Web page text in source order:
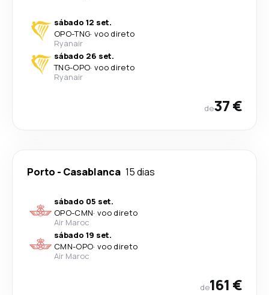
sábado 12 set.
OPO-TNG· voo direto
Ryanair
sábado 26 set.
TNG-OPO· voo direto
Ryanair
de37 €
Porto - Casablanca 15 dias
sábado 05 set.
OPO-CMN· voo direto
Air Maroc
sábado 19 set.
CMN-OPO· voo direto
Air Maroc
de161 €